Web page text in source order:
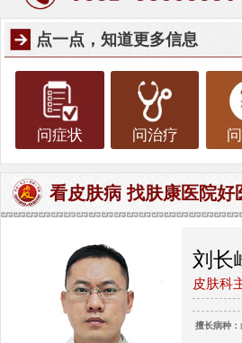
点一点，知道更多信息
问症状 问治疗
看皮肤病 找肤康医院好
刘长
皮肤科
擅长病种：